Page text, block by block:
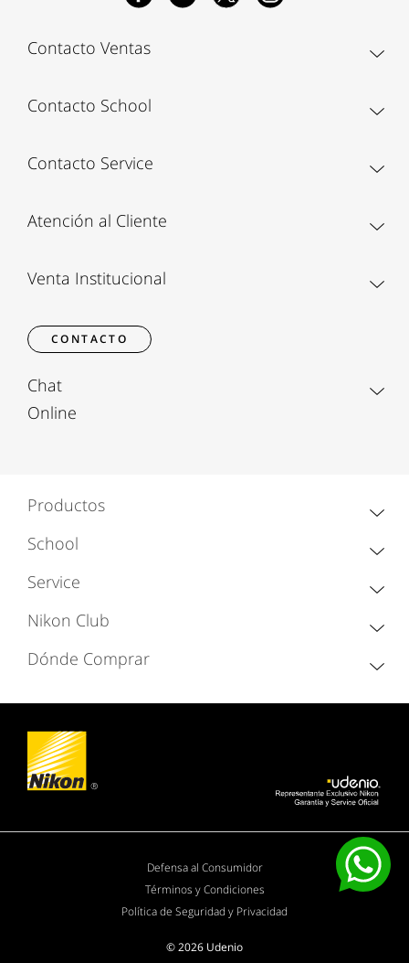
Contacto Ventas
Contacto School
Contacto Service
Atención al Cliente
Venta Institucional
CONTACTO
Chat
Online
Productos
School
Service
Nikon Club
Dónde Comprar
© 2026 Udenio
Defensa al Consumidor
Términos y Condiciones
Política de Seguridad y Privacidad